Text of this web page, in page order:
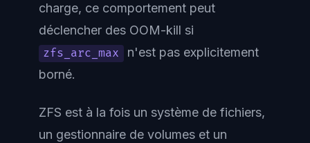
charge, ce comportement peut
déclencher des OOM-kill si
zfs_arc_max
n'est pas explicitement
borné.
ZFS est à la fois un système de fichiers,
un gestionnaire de volumes et un